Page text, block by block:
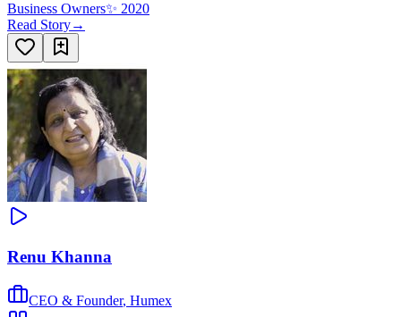
Business Owners✨ 2020
Read Story→
Renu Khanna
CEO & Founder, Humex